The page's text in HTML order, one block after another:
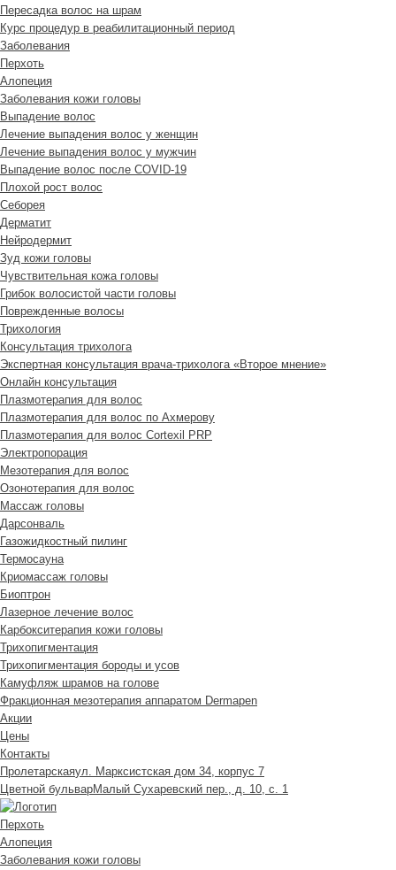
Пересадка волос на шрам
Курс процедур в реабилитационный период
Заболевания
Перхоть
Алопеция
Заболевания кожи головы
Выпадение волос
Лечение выпадения волос у женщин
Лечение выпадения волос у мужчин
Выпадение волос после COVID-19
Плохой рост волос
Cеборея
Дерматит
Нейродермит
Зуд кожи головы
Чувствительная кожа головы
Грибок волосистой части головы
Поврежденные волосы
Трихология
Консультация трихолога
Экспертная консультация врача-трихолога «Второе мнение»
Онлайн консультация
Плазмотерапия для волос
Плазмотерапия для волос по Ахмерову
Плазмотерапия для волос Cortexil PRP
Электропорация
Мезотерапия для волос
Озонотерапия для волос
Массаж головы
Дарсонваль
Газожидкостный пилинг
Термосауна
Криомассаж головы
Биоптрон
Лазерное лечение волос
Карбокситерапия кожи головы
Трихопигментация
Трихопигментация бороды и усов
Камуфляж шрамов на голове
Фракционная мезотерапия аппаратом Dermapen
Акции
Цены
Контакты
Пролетарскаяул. Марксистская дом 34, корпус 7
Цветной бульварМалый Сухаревский пер., д. 10, с. 1
Перхоть
Алопеция
Заболевания кожи головы